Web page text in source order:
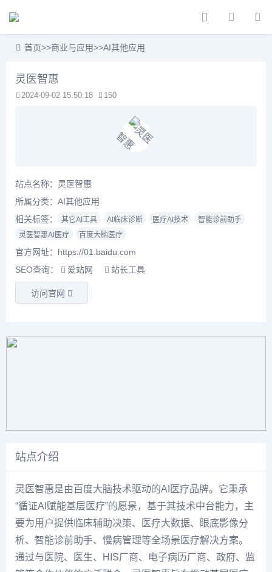
首页>>商业与应用>>AI其他应用
灵医智惠
2024-09-02 15:50:18 150
站点名称：灵医智惠
所属分类： AI其他应用
相关标签：
其它AI工具 AI临床诊断 医疗AI技术
智能诊前助手
灵医智惠AI医疗
百度大脑医疗
官方网址：https://01.baidu.com
SEO查询：
爱站网 站长工具
访问官网
站点介绍
灵医智惠是由百度大脑技术驱动的AI医疗品牌。它秉承
“循证AI赋能基层医疗”的愿景，基于其技术中台能力，主
要为用户提供临床辅助决策、医疗大数据、眼底影像分
析、智能诊前助手、慢病管理等全场景医疗解决方案。
通过与医院、医生、HIS厂商、电子病历厂商、政府、监